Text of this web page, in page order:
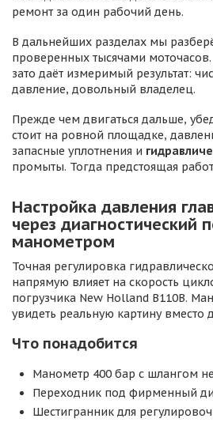
ремонт за один рабочий день.
В дальнейших разделах мы
проверенных тысячами
зато даёт измеримый результат:
давление, довольный владелец.
Прежде чем двигаться дальше,
стоит на ровной площадке,
запасные уплотнения и
промыты. Тогда предстоящая
Настройка давления
через диагностический
манометром
Точная регулировка
напрямую влияет на скорость
погрузчика New Holland B110B.
увидеть реальную картину вместо
Что понадобится
Манометр 400 бар с шлангом
Переходник под фирменный
Шестигранник для